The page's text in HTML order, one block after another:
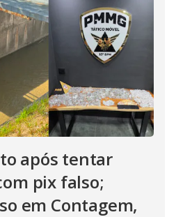
após tentar
pix falso;
em Contagem,